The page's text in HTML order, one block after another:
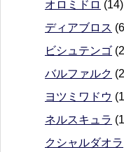
オロミドロ (14)
ディアブロス
ビシュテンゴ
バルファルク
ヨツミワドウ
ネルスキュラ
クシャルダオラ